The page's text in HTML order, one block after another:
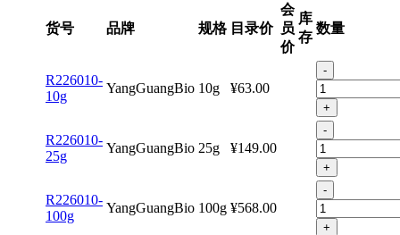
货号 品牌 规格 目录价
会
员
价
库
存
数量
R226010-
10g
YangGuangBio 10g ¥63.00
-
+
R226010-
25g
YangGuangBio 25g ¥149.00
-
+
R226010-
100g
YangGuangBio 100g ¥568.00
-
+